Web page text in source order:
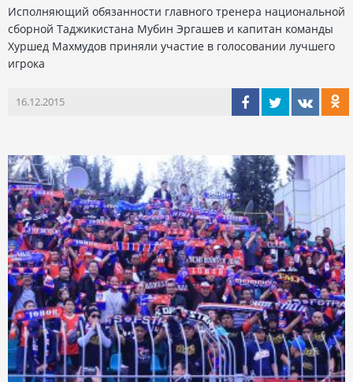
Исполняющий обязанности главного тренера национальной
сборной Таджикистана Мубин Эргашев и капитан команды
Хуршед Махмудов приняли участие в голосовании лучшего
игрока
16.12.2015